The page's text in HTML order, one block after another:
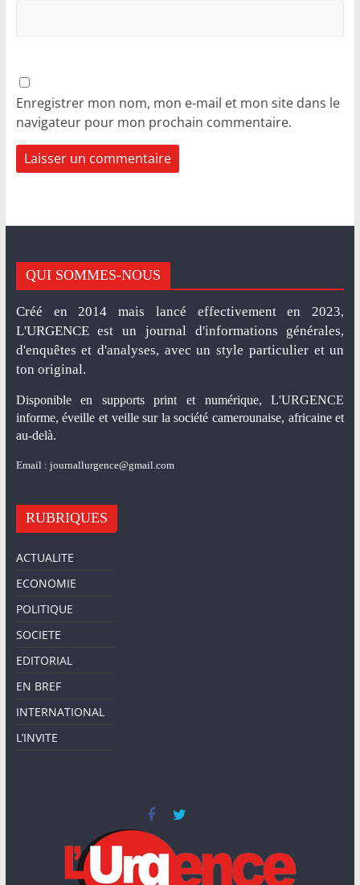
Enregistrer mon nom, mon e-mail et mon site dans le
navigateur pour mon prochain commentaire.
QUI SOMMES-NOUS
Créé en 2014 mais lancé effectivement en 2023,
L'URGENCE est un journal d'informations générales,
d'enquêtes et d'analyses, avec un style particulier et un
ton original.
Disponible en supports print et numérique, L'URGENCE
informe, éveille et veille sur la société camerounaise, africaine et
au-delà.
Email : journallurgence@gmail.com
RUBRIQUES
ACTUALITE
ECONOMIE
POLITIQUE
SOCIETE
EDITORIAL
EN BREF
INTERNATIONAL
L’INVITE